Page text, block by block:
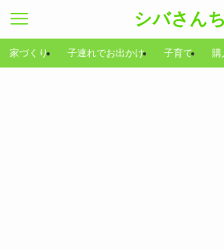
シバさんち
家づくり 子連れでお出かけ 子育て 購